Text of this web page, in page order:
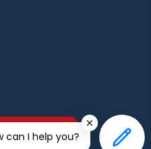
testen!
can I help you?